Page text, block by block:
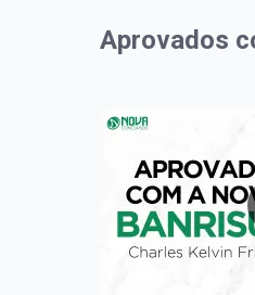
Aprovados